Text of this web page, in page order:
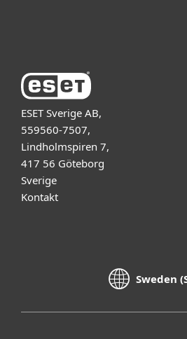
ESET Sverige AB,
559560-7507,
Lindholmspiren 7,
417 56 Göteborg
Sverige
Kontakt
Sweden